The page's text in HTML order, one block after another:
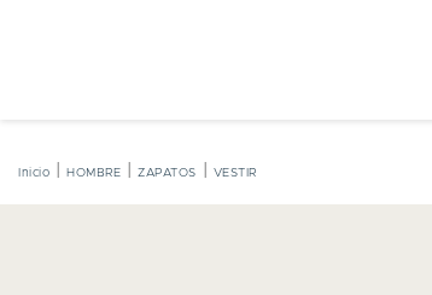
Inicio HOMBRE ZAPATOS VESTIR